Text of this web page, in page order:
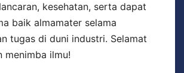
kesehatan, serta dapat
baik almamater selama
tugas di duni industri. Selamat
menimba ilmu!